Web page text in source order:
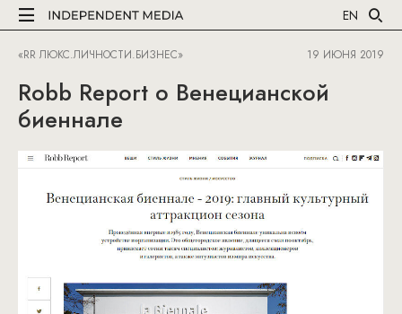
EN
«RR ЛЮКС.ЛИЧНОСТИ.БИЗНЕС» 19 ИЮНЯ 2019
Robb Report о Венецианской
биеннале